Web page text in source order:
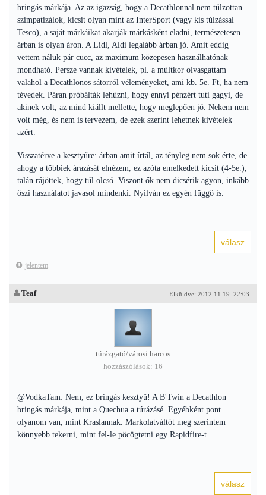
bringás márkája. Az az igazság, hogy a Decathlonnal nem túlzottan
szimpatizálok, kicsit olyan mint az InterSport (vagy kis túlzással
Tesco), a saját márkáikat akarják márkásként eladni, természetesen
árban is olyan áron. A Lidl, Aldi legalább árban jó. Amit eddig
vettem náluk pár cucc, az maximum közepesen használhatónak
mondható. Persze vannak kivételek, pl. a múltkor olvasgattam
valahol a Decathlonos sátorról véleményeket, ami kb. 5e. Ft, ha nem
tévedek. Páran próbálták lehúzni, hogy ennyi pénzért tuti gagyi, de
akinek volt, az mind kiállt mellette, hogy meglepően jó. Nekem nem
volt még, és nem is tervezem, de ezek szerint lehetnek kivételek
azért.
Visszatérve a kesztyűre: árban amit írtál, az tényleg nem sok érte, de
ahogy a többiek árazását elnézem, ez azóta emelkedett kicsit (4-5e.),
talán rájöttek, hogy túl olcsó. Viszont ők nem dicsérik agyon, inkább
őszi használatot javasol mindenki. Nyilván ez egyén függő is.
jelentem
Elküldve: 2012.11.19. 22:03
Teaf
túrázgató/városi harcos
hozzászólások: 16
@VodkaTam: Nem, ez bringás kesztyű! A B'Twin a Decathlon
bringás márkája, mint a Quechua a túrázásé. Egyébként pont
olyanom van, mint Kraslannak. Markolatváltót meg szerintem
könnyebb tekerni, mint fel-le pöcögtetni egy Rapidfire-t.